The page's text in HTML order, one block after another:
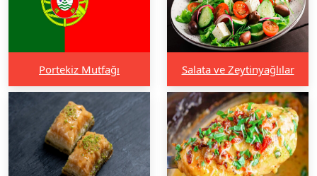
Portekiz Mutfağı Salata ve Zeytinyağlılar